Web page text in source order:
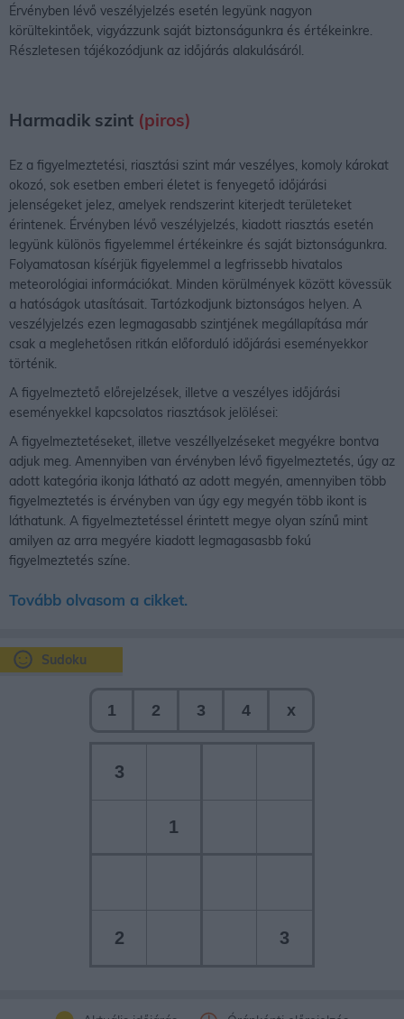
Sudoku
1 2 3 4 x
3
1
2 3
Érvényben lévő veszélyjelzés esetén legyünk nagyon
körültekintőek, vigyázzunk saját biztonságunkra és értékeinkre.
Részletesen tájékozódjunk az időjárás alakulásáról.
Harmadik szint (piros)
Ez a figyelmeztetési, riasztási szint már veszélyes, komoly károkat
okozó, sok esetben emberi életet is fenyegető időjárási
jelenségeket jelez, amelyek rendszerint kiterjedt területeket
érintenek. Érvényben lévő veszélyjelzés, kiadott riasztás esetén
legyünk különös figyelemmel értékeinkre és saját biztonságunkra.
Folyamatosan kísérjük figyelemmel a legfrissebb hivatalos
meteorológiai információkat. Minden körülmények között kövessük
a hatóságok utasításait. Tartózkodjunk biztonságos helyen. A
veszélyjelzés ezen legmagasabb szintjének megállapítása már
csak a meglehetősen ritkán előforduló időjárási eseményekkor
történik.
A figyelmeztető előrejelzések, illetve a veszélyes időjárási
eseményekkel kapcsolatos riasztások jelölései:
A figyelmeztetéseket, illetve veszéllyelzéseket megyékre bontva
adjuk meg. Amennyiben van érvényben lévő figyelmeztetés, úgy az
adott kategória ikonja látható az adott megyén, amennyiben több
figyelmeztetés is érvényben van úgy egy megyén több ikont is
láthatunk. A figyelmeztetéssel érintett megye olyan színű mint
amilyen az arra megyére kiadott legmagasasbb fokú
figyelmeztetés színe.
Tovább olvasom a cikket.